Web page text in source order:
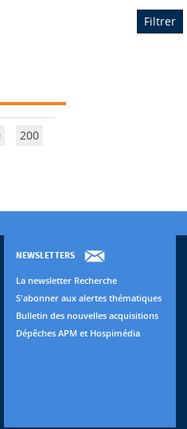
200
NEWSLETTERS
La newsletter Recherche
S'abonner aux alertes thématiques
Bulletin des nouvelles acquisitions
Dépêches APM et Hospimédia